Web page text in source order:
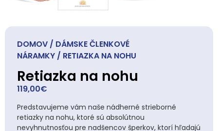
DOMOV / DÁMSKE ČLENKOVÉ
NÁRAMKY / RETIAZKA NA NOHU
Retiazka na nohu
119,00€
Predstavujeme vám naše nádherné strieborné
retiazky na nohu, ktoré sú absolútnou
nevyhnutnosťou pre nadšencov šperkov, ktorí hľadajú